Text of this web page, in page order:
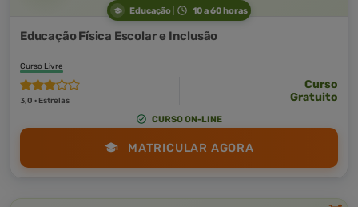
Educação 10 a 60 horas
Educação Física Escolar e Inclusão
Curso Livre
3,0 · Estrelas
Curso
Gratuito
CURSO ON-LINE
MATRICULAR AGORA